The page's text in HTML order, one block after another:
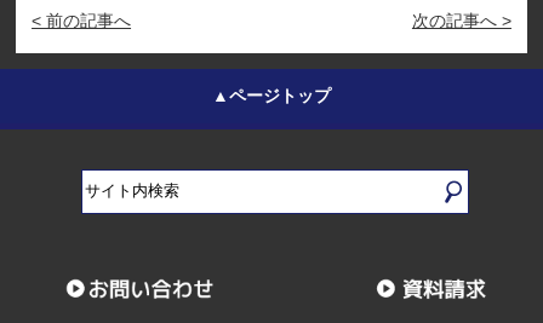
< 前の記事へ 次の記事へ >
▲ページトップ